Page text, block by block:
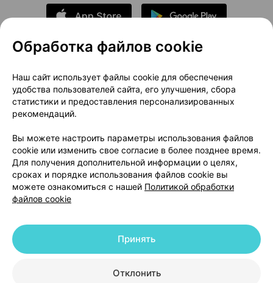
О проекте
Новости проекта
Размещение рекламы
Медицинский маркетинг
Публичный договор
Доставка
Способы оплаты
Вакансии
Партнеры
Написать руководителю 103.by
Написать в поддержку
Персональные настройки Cookie
© 2026 ООО «Артокс Лаб», УНП 191700409 | 220012, Республика Беларусь,
+375 291212755
Обработка файлов cookie
Наш сайт использует файлы cookie для обеспечения
удобства пользователей сайта, его улучшения, сбора
статистики и предоставления персонализированных
рекомендаций.
Вы можете настроить параметры использования файлов
cookie или изменить свое согласие в более позднее время.
Для получения дополнительной информации о целях,
сроках и порядке использования файлов cookie вы
можете ознакомиться с нашей Политикой обработки
файлов cookie
Отклонить
Принять